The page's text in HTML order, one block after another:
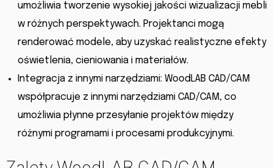
umożliwia tworzenie wysokiej jakości wizualizacji mebli
w różnych perspektywach. Projektanci mogą
renderować modele, aby uzyskać realistyczne efekty
oświetlenia, cieniowania i materiałów.
Integracja z innymi narzędziami: WoodLAB CAD/CAM
współpracuje z innymi narzędziami CAD/CAM, co
umożliwia płynne przesyłanie projektów między
różnymi programami i procesami produkcyjnymi.